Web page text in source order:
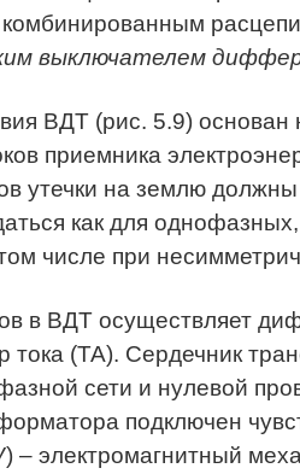
выключателем
ВДТ (рис. 5.9)
приемника
утечки на землю
как для
числе при
в ВДТ осуществляет
тока (ТА). Сердечник
сети и нулевой
подключен
– электромагнитный